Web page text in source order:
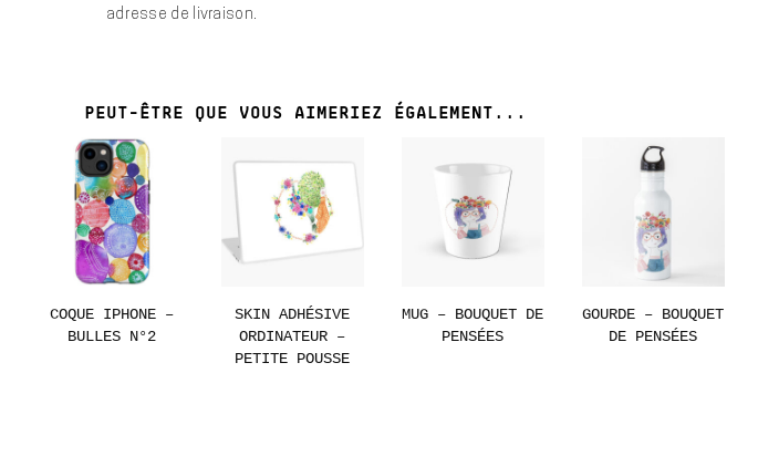
adresse de livraison.
PEUT-ÊTRE QUE VOUS AIMERIEZ ÉGALEMENT...
COQUE IPHONE –
BULLES N°2
SKIN ADHÉSIVE
ORDINATEUR –
PETITE POUSSE
MUG – BOUQUET DE
PENSÉES
GOURDE – BOUQUET
DE PENSÉES